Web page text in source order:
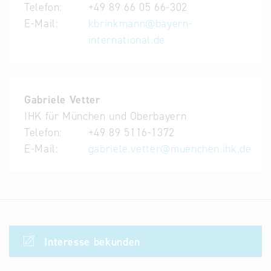
Telefon:
+49 89 66 05 66-302
E-Mail:
kbrinkmann@bayern-
international.de
Gabriele Vetter
IHK für München und Oberbayern
Telefon:
+49 89 5116-1372
E-Mail:
gabriele.vetter@muenchen.ihk.de
Interesse bekunden